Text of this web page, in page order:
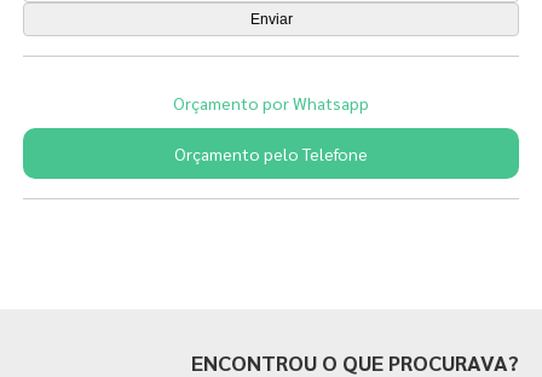
Orçamento por Whatsapp
Orçamento pelo Telefone
ENCONTROU O QUE PROCURAVA?